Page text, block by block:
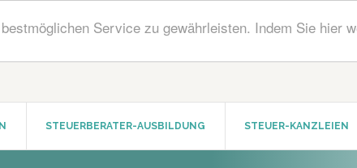
Service zu gewährleisten. Indem Sie hier
STEUERBERATER-AUSBILDUNG STEUER-KANZLEIEN